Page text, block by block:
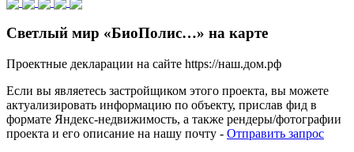
Светлый мир «БиоПолис…» на карте
Проектные декларации на сайте https://наш.дом.рф
Если вы являетесь застройщиком этого проекта, вы можете
актуализировать информацию по объекту, прислав фид в
формате Яндекс-недвижимость, а также рендеры/фотографии
проекта и его описание на нашу почту - Отправить запрос